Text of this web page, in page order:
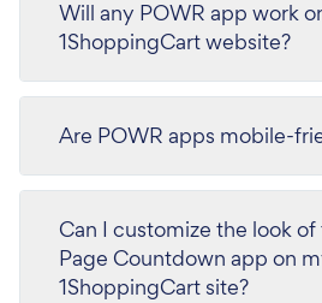
Will any POWR app work
1ShoppingCart website?
Are POWR apps mobile-
Can I customize the look
Page Countdown app on
1ShoppingCart site?